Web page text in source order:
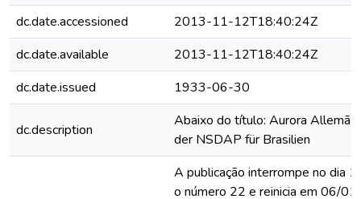
dc.date.accessioned
2013-11-12T18:40:24Z
dc.date.available
2013-11-12T18:40:24Z
dc.date.issued
1933-06-30
dc.description
Abaixo do título: Aurora Allemã
der NSDAP für Brasilien
A publicação interrompe no dia
o número 22 e reinicia em 06/